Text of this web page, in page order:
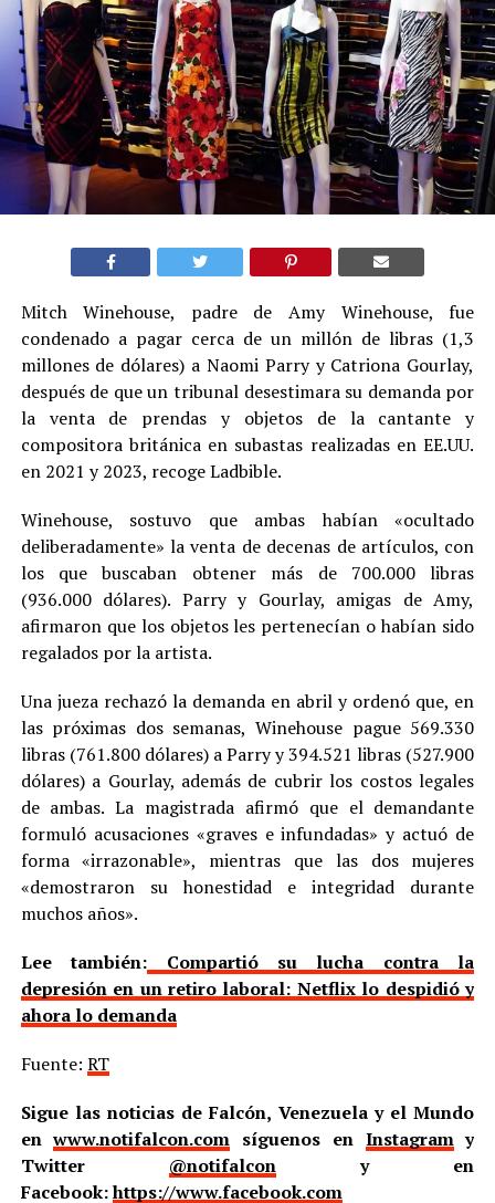
Mitch Winehouse, padre de Amy Winehouse, fue
condenado a pagar cerca de un millón de libras (1,3
millones de dólares) a Naomi Parry y Catriona Gourlay,
después de que un tribunal desestimara su demanda por
la venta de prendas y objetos de la cantante y
compositora británica en subastas realizadas en EE.UU.
en 2021 y 2023, recoge Ladbible.
Winehouse, sostuvo que ambas habían «ocultado
deliberadamente» la venta de decenas de artículos, con
los que buscaban obtener más de 700.000 libras
(936.000 dólares). Parry y Gourlay, amigas de Amy,
afirmaron que los objetos les pertenecían o habían sido
regalados por la artista.
Una jueza rechazó la demanda en abril y ordenó que, en
las próximas dos semanas, Winehouse pague 569.330
libras (761.800 dólares) a Parry y 394.521 libras (527.900
dólares) a Gourlay, además de cubrir los costos legales
de ambas. La magistrada afirmó que el demandante
formuló acusaciones «graves e infundadas» y actuó de
forma «irrazonable», mientras que las dos mujeres
«demostraron su honestidad e integridad durante
muchos años».
Lee también: Compartió su lucha contra la
depresión en un retiro laboral: Netflix lo despidió y
ahora lo demanda
Fuente: RT
Sigue las noticias de Falcón, Venezuela y el Mundo
enwww.notifalcon.com síguenos en Instagramy
Twitter @notifalcony en
Facebook:https://www.facebook.com